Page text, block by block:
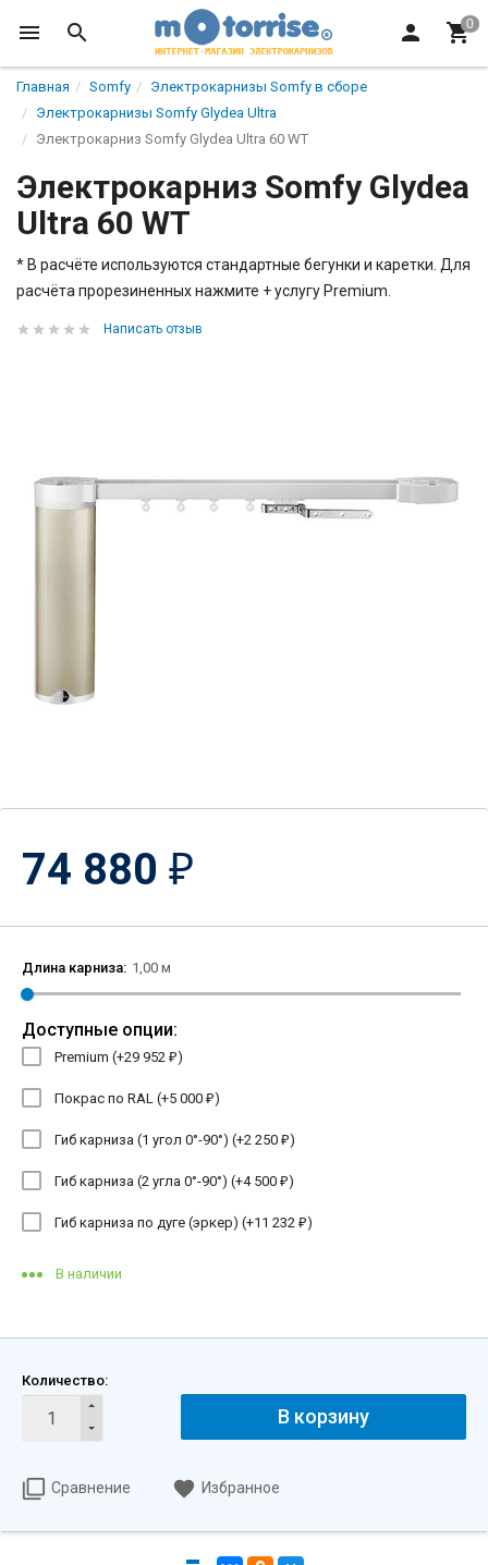
Главная Somfy
Электрокарнизы Somfy в сборе
Электрокарнизы Somfy Glydea Ultra
Электрокарниз Somfy Glydea Ultra 60 WT
Электрокарниз Somfy Glydea
Ultra 60 WT
* В расчёте используются стандартные бегунки и каретки​. Для
расчёта прорезиненных нажмите + услугу Premium.
Написать отзыв
74 880 ₽
Длина карниза: 1,00 м
Доступные опции:
Premium (+29 952 ₽)
Покрас по RAL (+5 000 ₽)
Гиб карниза (1 угол 0°-90°) (+2 250 ₽)
Гиб карниза (2 угла 0°-90°) (+4 500 ₽)
Гиб карниза по дуге (эркер) (+11 232 ₽)
В наличии
Количество:
В корзину
Сравнение Избранное